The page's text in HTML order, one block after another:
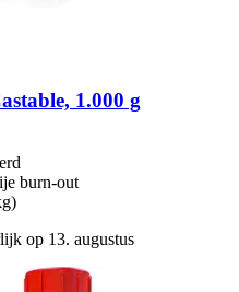
1.000 g
burn-out
op 13. augustus